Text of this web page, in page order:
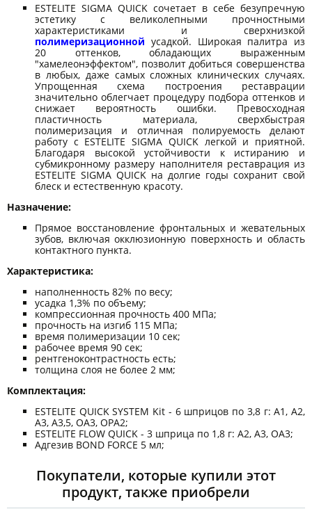
ESTELITE SIGMA QUICK сочетает в себе безупречную
эстетику с великолепными прочностными
характеристиками и сверхнизкой
полимеризационной усадкой. Широкая палитра из
20 оттенков, обладающих выраженным
"хамелеонэффектом", позволит добиться совершенства
в любых, даже самых сложных клинических случаях.
Упрощенная схема построения реставрации
значительно облегчает процедуру подбора оттенков и
снижает вероятность ошибки. Превосходная
пластичность материала, сверхбыстрая
полимеризация и отличная полируемость делают
работу с ESTELITE SIGMA QUICK легкой и приятной.
Благодаря высокой устойчивости к истиранию и
субмикронному размеру наполнителя реставрация из
ESTELITE SIGMA QUICK на долгие годы сохранит свой
блеск и естественную красоту.
Назначение:
Прямое восстановление фронтальных и жевательных
зубов, включая окклюзионную поверхность и область
контактного пункта.
Характеристика:
наполненность 82% по весу;
усадка 1,3% по объему;
компрессионная прочность 400 МПа;
прочность на изгиб 115 МПа;
время полимеризации 10 сек;
рабочее время 90 сек;
рентгеноконтрастность есть;
толщина слоя не более 2 мм;
Комплектация:
ESTELITE QUICK SYSTEM Kit - 6 шприцов по 3,8 г: А1, А2,
А3, А3,5, ОА3, OPA2;
ESTELITE FLOW QUICK - 3 шприца по 1,8 г: А2, А3, ОА3;
Адгезив BOND FORCE 5 мл;
Покупатели, которые купили этот
продукт, также приобрели